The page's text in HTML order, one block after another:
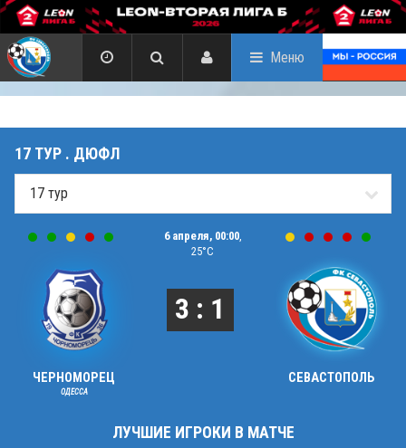
Меню
17 ТУР . ДЮФЛ
ЧЕРНОМОРЕЦ
ОДЕССА
6 апреля, 00:00,
25°C
3 : 1
СЕВАСТОПОЛЬ
ЛУЧШИЕ ИГРОКИ В МАТЧЕ